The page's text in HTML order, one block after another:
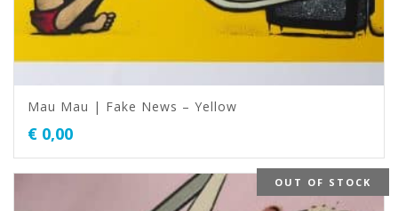
Mau Mau | Fake News – Yellow
€ 0,00
OUT OF STOCK